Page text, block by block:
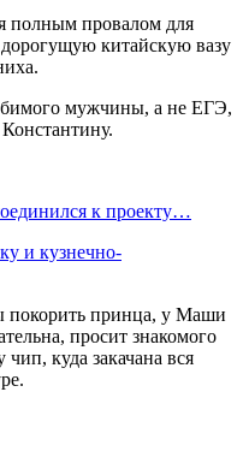
полным провалом для
китайскую вазу
мужчины, а не ЕГЭ,
к проекту…
и кузнечно-
покорить принца, у Маши
просит знакомого
куда закачана вся